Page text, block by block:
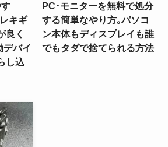
キギ
良く
デバイ
し込
PC･モニターを無料で処分
する簡単なやり方｡パソコ
ン本体もディスプレイも誰
でもタダで捨てられる方法